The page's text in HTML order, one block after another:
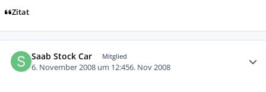
Zitat
Saab Stock Car Mitglied
6. November 2008 um 12:456. Nov 2008